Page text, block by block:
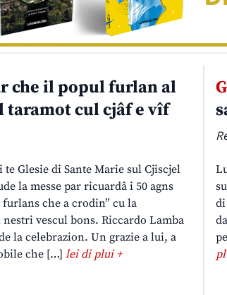
che il popul furlan al
taramot cul cjâf e vîf
Glesie di Sante Marie sul Cjiscjel
la messe par ricuardâ i 50 agns
che a crodin” cu la
vescul bons. Riccardo Lamba
la celebrazion. Un grazie a lui, a
che […] lei di plui +
di